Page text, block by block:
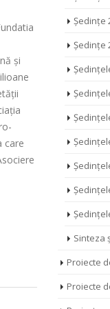
și
care
Ședințe
Ședințe
Sinteza
Proiecte
Proiecte